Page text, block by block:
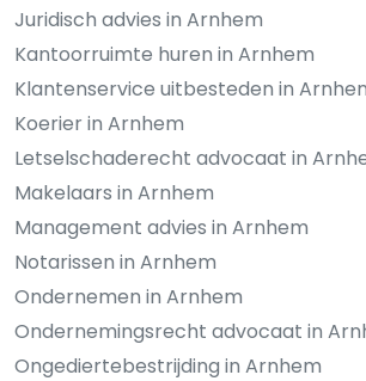
Juridisch advies in Arnhem
Kantoorruimte huren in Arnhem
Klantenservice uitbesteden in
Koerier in Arnhem
Letselschaderecht advocaat in
Makelaars in Arnhem
Management advies in Arnhem
Notarissen in Arnhem
Ondernemen in Arnhem
Ondernemingsrecht advocaat in
Ongediertebestrijding in Arnhem